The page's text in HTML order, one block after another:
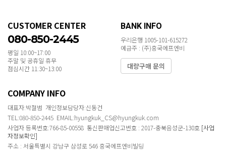
CUSTOMER CENTER
080-850-2445
평일 10:00~17:00
주말 및 공휴일 휴무
점심시간 11:30~13:00
BANK INFO
우리은행 1005-101-615272
예금주 : (주)흥국에프엔비
대량구매 문의
COMPANY INFO
대표자:박철범 개인정보담당자:신동건
TEL:080-850-2445 EMAIL:hyungkuk_CS@hyungkuk.com
사업자 등록번호:766-85-00558 통신판매업신고번호 : 2017-충북음성군-130호 [사업
자정보확인]
주소 : 서울특별시 강남구 삼성로 546 흥국에프엔비빌딩